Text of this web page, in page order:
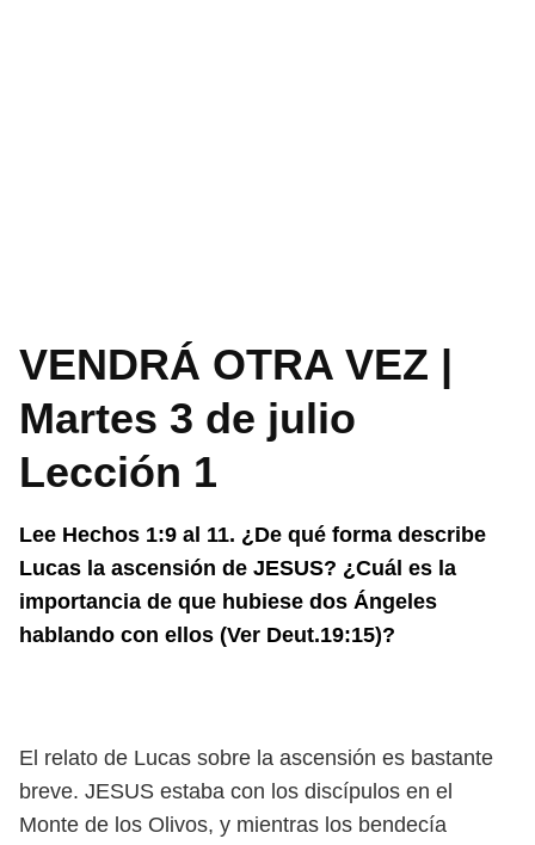
VENDRÁ OTRA VEZ |
Martes 3 de julio
Lección 1
Lee Hechos 1:9 al 11. ¿De qué forma describe
Lucas la ascensión de JESUS? ¿Cuál es la
importancia de que hubiese dos Ángeles
hablando con ellos (Ver Deut.19:15)?
El relato de Lucas sobre la ascensión es bastante
breve. JESUS estaba con los discípulos en el
Monte de los Olivos, y mientras los bendecía